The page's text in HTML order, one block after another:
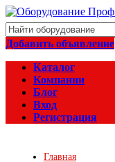
Добавить объявление
Каталог
Компании
Блог
Вход
Регистрация
Главная